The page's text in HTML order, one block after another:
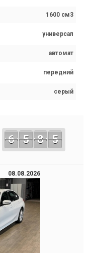
1600 см3
универсал
автомат
передний
серый
6 5 8 5
08.08.2026